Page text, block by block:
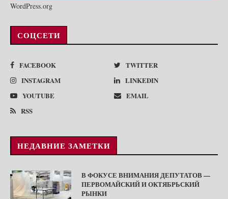
WordPress.org
СОЦСЕТИ
FACEBOOK
TWITTER
INSTAGRAM
LINKEDIN
YOUTUBE
EMAIL
RSS
НЕДАВНИЕ ЗАМЕТКИ
В ФОКУСЕ ВНИМАНИЯ ДЕПУТАТОВ —
ПЕРВОМАЙСКИЙ И ОКТЯБРЬСКИЙ
РЫНКИ